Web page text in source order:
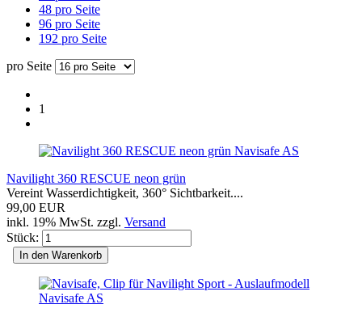
48 pro Seite
96 pro Seite
192 pro Seite
pro Seite
1
Navisafe AS
Navilight 360 RESCUE neon grün
Vereint Wasserdichtigkeit, 360° Sichtbarkeit....
99,00 EUR
inkl. 19% MwSt. zzgl. Versand
Stück:
In den Warenkorb
Navisafe AS